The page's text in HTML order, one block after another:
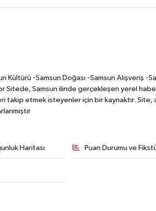
-Samsun Doğası -Samsun Alışveriş -
Sitede, Samsun ilinde gerçekleşen yerel
takip etmek isteyenler için bir kaynaktır. Site,
Haritası Puan Durumu ve